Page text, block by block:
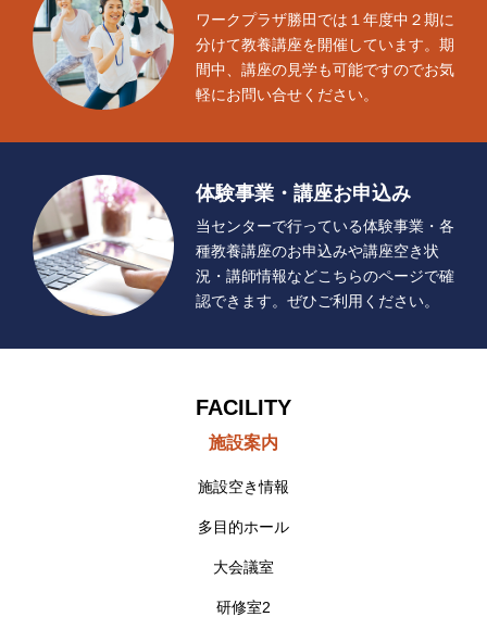
ワークプラザ勝田では１年度中２期に
分けて教養講座を開催しています。期
間中、講座の見学も可能ですのでお気
軽にお問い合せください。
体験事業・講座お申込み
当センターで行っている体験事業・各
種教養講座のお申込みや講座空き状
況・講師情報などこちらのページで確
認できます。ぜひご利用ください。
FACILITY
施設案内
施設空き情報
多目的ホール
大会議室
研修室2